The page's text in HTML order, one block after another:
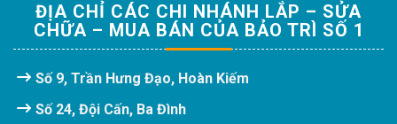
ĐỊA CHỈ CÁC CHI NHÁNH LẮP – SỬA
CHỮA – MUA BÁN CỦA BẢO TRÌ SỐ 1
Số 9, Trần Hưng Đạo, Hoàn Kiếm
Số 24, Đội Cấn, Ba Đình